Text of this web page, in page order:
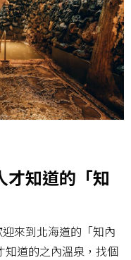
才知道的「知
來到北海道的「知內
知道的之內溫泉，找個